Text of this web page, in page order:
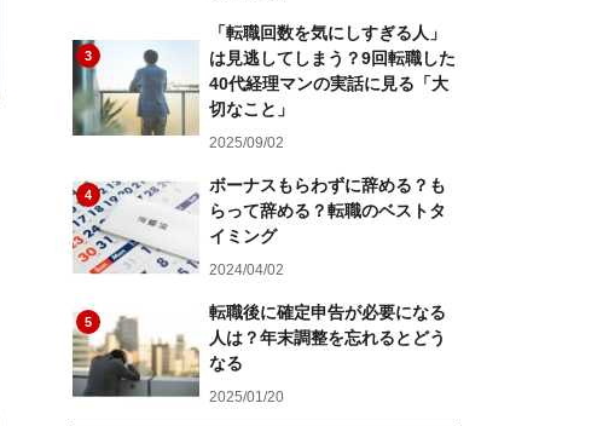
3
「転職回数を気にしすぎる人」
は見逃してしまう？9回転職した
40代経理マンの実話に見る「大
切なこと」
2025/09/02
4
ボーナスもらわずに辞める？も
らって辞める？転職のベストタ
イミング
2024/04/02
5
転職後に確定申告が必要になる
人は？年末調整を忘れるとどう
なる
2025/01/20